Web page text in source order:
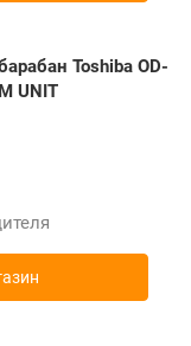
Toshiba OD-
UNIT